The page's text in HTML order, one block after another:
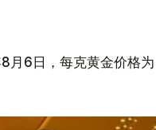
月6日，每克黄金价格为